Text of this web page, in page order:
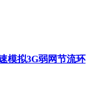
模拟3G弱网节流环